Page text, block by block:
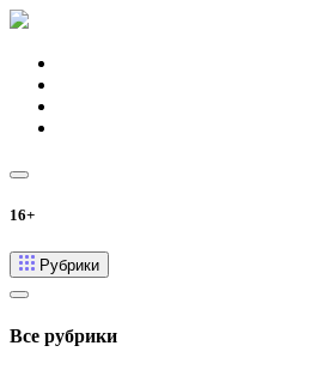
16+
Рубрики
Все рубрики